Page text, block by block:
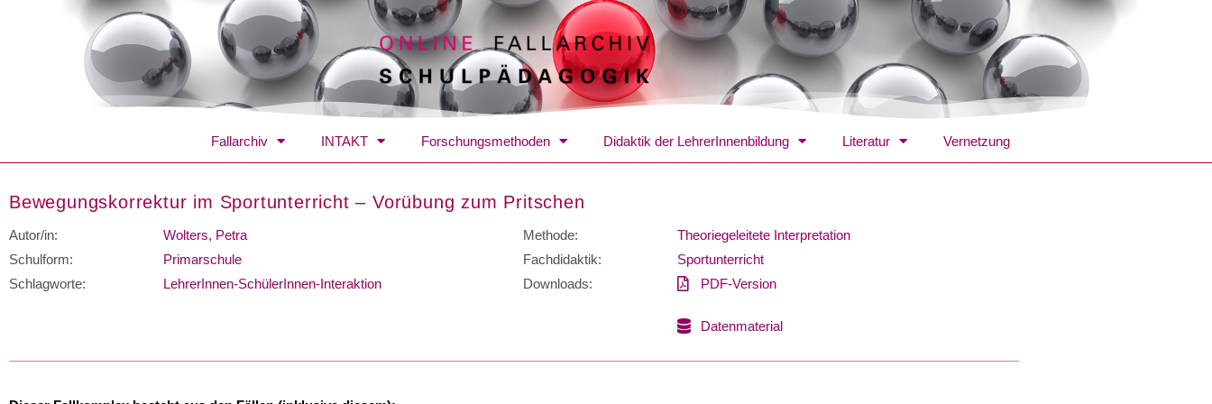
Fallarchiv INTAKT Forschungsmethoden Didaktik der LehrerInnenbildung Literatur Vernetzung
Bewegungskorrektur im Sportunterricht – Vorübung zum Pritschen
Autor/in:
Wolters, Petra
Schulform:
Primarschule
Schlagworte:
LehrerInnen-SchülerInnen-Interaktion
Methode:
Theoriegeleitete Interpretation
Fachdidaktik:
Sportunterricht
Downloads:
PDF-Version
Datenmaterial